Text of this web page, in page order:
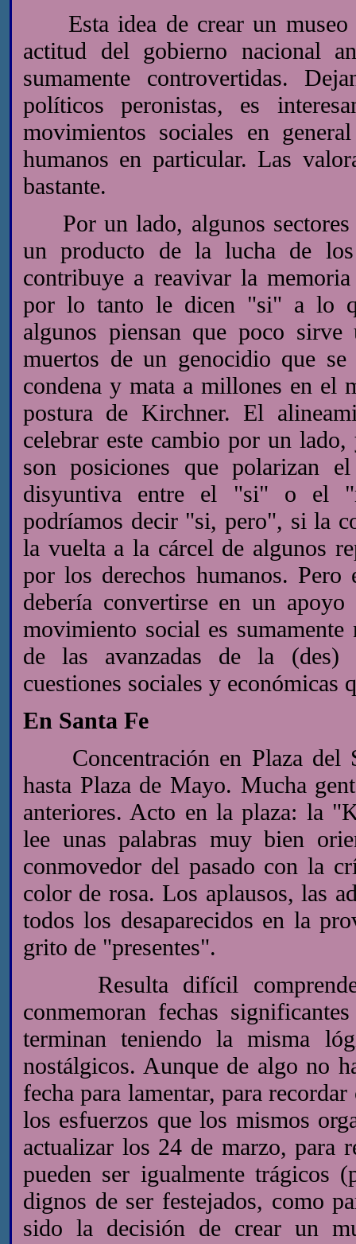
Esta idea de crear un museo
actitud del gobierno nacional
sumamente controvertidas.
políticos peronistas, es
movimientos sociales en
humanos en particular. Las
bastante.
Por un lado, algunos sectores
un producto de la lucha de
contribuye a reavivar la
por lo tanto le dicen "si" a lo
algunos piensan que poco
muertos de un genocidio que
condena y mata a millones en el
postura de Kirchner. El
celebrar este cambio por un
son posiciones que polarizan
disyuntiva entre el "si" o el
podríamos decir "si, pero", si la
la vuelta a la cárcel de algunos
por los derechos humanos.
debería convertirse en un
movimiento social es
de las avanzadas de la (des)
cuestiones sociales y económicas
En Santa Fe
Concentración en Plaza del
hasta Plaza de Mayo. Mucha
anteriores. Acto en la plaza: la
lee unas palabras muy bien
conmovedor del pasado con la
color de rosa. Los aplausos, las
todos los desaparecidos en la
grito de "presentes".
Resulta difícil
conmemoran fechas
terminan teniendo la misma
nostálgicos. Aunque de algo no
fecha para lamentar, para
los esfuerzos que los mismos
actualizar los 24 de marzo, para
pueden ser igualmente trágicos
dignos de ser festejados, como
sido la decisión de crear un